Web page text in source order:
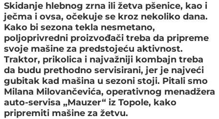
Skidanje hlebnog zrna ili žetva pšenice, kao i
ječma i ovsa, očekuje se kroz nekoliko dana.
Kako bi sezona tekla nesmetano,
poljoprivredni proizvođači treba da pripreme
svoje mašine za predstojeću aktivnost.
Traktor, prikolica i najvažniji kombajn treba
da budu prethodno servisirani, jer je najveći
gubitak kad mašina u sezoni stoji. Pitali smo
Milana Milovančevića, operativnog menadžera
auto-servisa „Mauzer“ iz Topole, kako
pripremiti mašine za žetvu.